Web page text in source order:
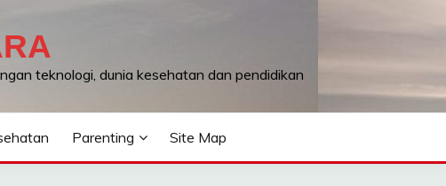
teknologi, dunia kesehatan dan pendidikan
Parenting Site Map